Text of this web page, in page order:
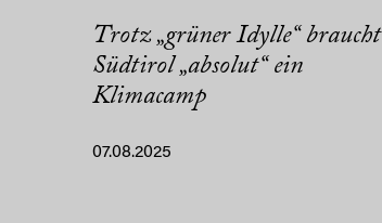
Trotz „grüner Idylle“ braucht
Südtirol „absolut“ ein
Klimacamp
07.08.2025